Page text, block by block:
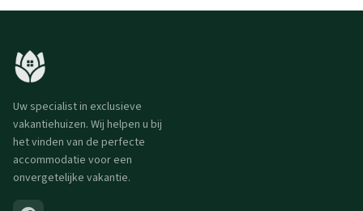
Uw specialist in exclusieve
vakantiehuizen. Wij helpen u bij
het vinden van de perfecte
accommodatie voor een
onvergetelijke vakantie.